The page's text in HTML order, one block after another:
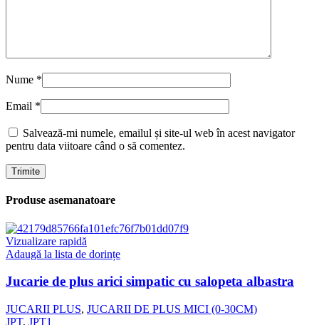
Nume *
Email *
Salvează-mi numele, emailul și site-ul web în acest navigator
pentru data viitoare când o să comentez.
Produse asemanatoare
Vizualizare rapidă
Adaugă la lista de dorințe
Jucarie de plus arici simpatic cu salopeta albastra
JUCARII PLUS, JUCARII DE PLUS MICI (0-30CM)
JPT, JPT1